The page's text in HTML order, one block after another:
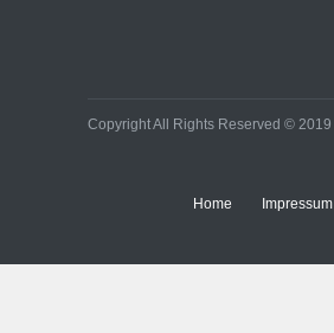
Copyright All Rights Reserved © 2019
Home Impressum